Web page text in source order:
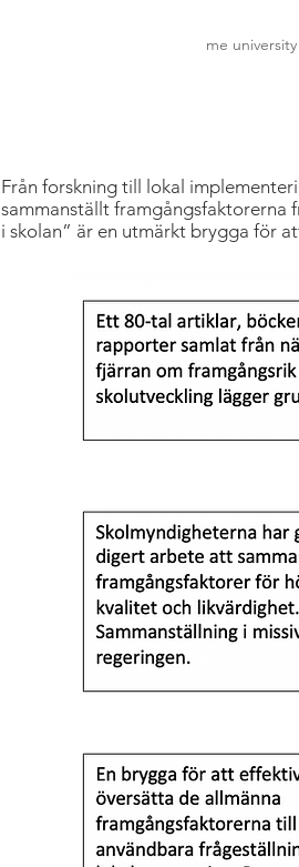
me university
Från forskning till lokal
sammanställt framgångsfaktorerna
i skolan” är en utmärkt brygga för